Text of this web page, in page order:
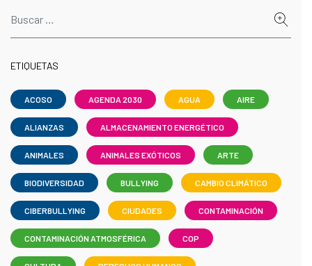
ETIQUETAS
ACOSO AGENDA 2030 AGUA AIRE
ALIANZAS ALMACENAMIENTO ENERGÉTICO
ANIMALES ANIMALES EXÓTICOS ARTE
BIODIVERSIDAD BULLYING CAMBIO CLIMÁTICO
CIBERBULLYING CIUDADES CONTAMINACIÓN
CONTAMINACIÓN ATMOSFÉRICA COP